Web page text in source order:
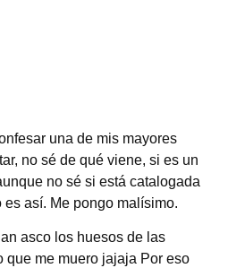
una de mis mayores
no sé de qué viene, si es un
no sé si está catalogada
es así. Me pongo malísimo.
asco los huesos de las
que me muero jajaja Por eso